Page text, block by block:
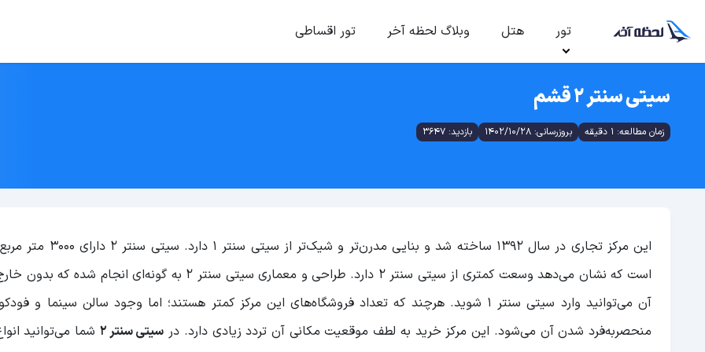
تور هتل وبلاگ لحظه آخر تور اقساطی
سیتی سنتر 2 قشم
زمان مطالعه: 1 دقیقه بروزرسانی: 1402/10/28 بازدید: 3647
این مرکز تجاری در سال ۱۳۹۲ ساخته شد و بنایی مدرن‌تر
است که نشان می‌دهد وسعت کمتری از سیتی سنتر ۲ دارد. طراحی و معماری سیتی سنتر ۲ به گونه‌ای
آن می‌توانید وارد سیتی سنتر ۱ شوید. هرچند که تعداد فروشگاه‌های این مرکز کمتر هستند؛ اما وجود سالن سینما و
منحصربه‌فرد شدن آن می‌شود. این مرکز خرید به لطف موقعیت مکانی آن تردد زیادی دارد. در سیتی سنتر 2
شما می‌توانید